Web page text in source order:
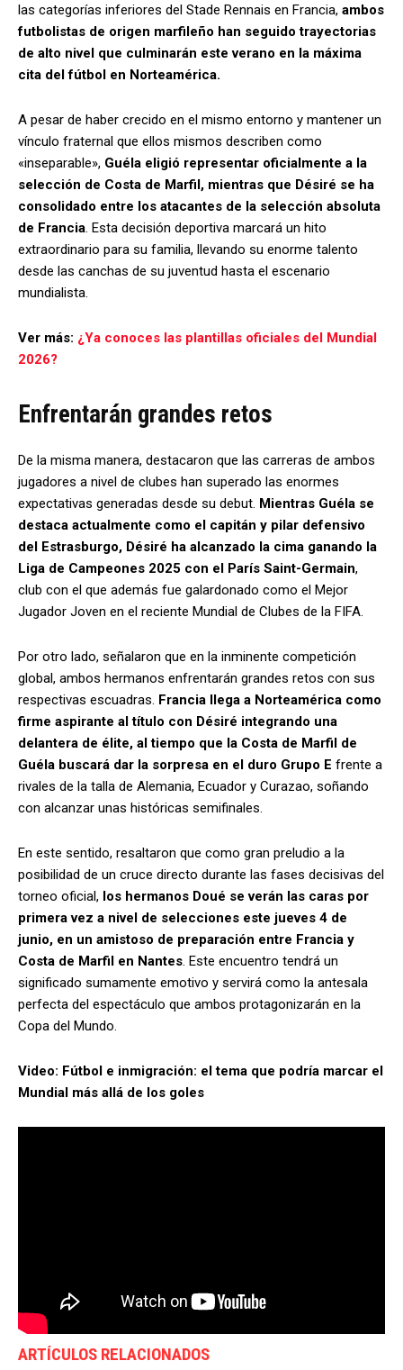
las categorías inferiores del Stade Rennais en Francia, ambos
futbolistas de origen marfileño han seguido trayectorias
de alto nivel que culminarán este verano en la máxima
cita del fútbol en Norteamérica.
A pesar de haber crecido en el mismo entorno y mantener un
vínculo fraternal que ellos mismos describen como
«inseparable», Guéla eligió representar oficialmente a la
selección de Costa de Marfil, mientras que Désiré se ha
consolidado entre los atacantes de la selección absoluta
de Francia. Esta decisión deportiva marcará un hito
extraordinario para su familia, llevando su enorme talento
desde las canchas de su juventud hasta el escenario
mundialista.
Ver más: ¿Ya conoces las plantillas oficiales del Mundial
2026?
Enfrentarán grandes retos
De la misma manera, destacaron que las carreras de ambos
jugadores a nivel de clubes han superado las enormes
expectativas generadas desde su debut. Mientras Guéla se
destaca actualmente como el capitán y pilar defensivo
del Estrasburgo, Désiré ha alcanzado la cima ganando la
Liga de Campeones 2025 con el París Saint-Germain,
club con el que además fue galardonado como el Mejor
Jugador Joven en el reciente Mundial de Clubes de la FIFA.
Por otro lado, señalaron que en la inminente competición
global, ambos hermanos enfrentarán grandes retos con sus
respectivas escuadras. Francia llega a Norteamérica como
firme aspirante al título con Désiré integrando una
delantera de élite, al tiempo que la Costa de Marfil de
Guéla buscará dar la sorpresa en el duro Grupo E frente a
rivales de la talla de Alemania, Ecuador y Curazao, soñando
con alcanzar unas históricas semifinales.
En este sentido, resaltaron que como gran preludio a la
posibilidad de un cruce directo durante las fases decisivas del
torneo oficial, los hermanos Doué se verán las caras por
primera vez a nivel de selecciones este jueves 4 de
junio, en un amistoso de preparación entre Francia y
Costa de Marfil en Nantes. Este encuentro tendrá un
significado sumamente emotivo y servirá como la antesala
perfecta del espectáculo que ambos protagonizarán en la
Copa del Mundo.
Video: Fútbol e inmigración: el tema que podría marcar el
Mundial más allá de los goles
ARTÍCULOS RELACIONADOS